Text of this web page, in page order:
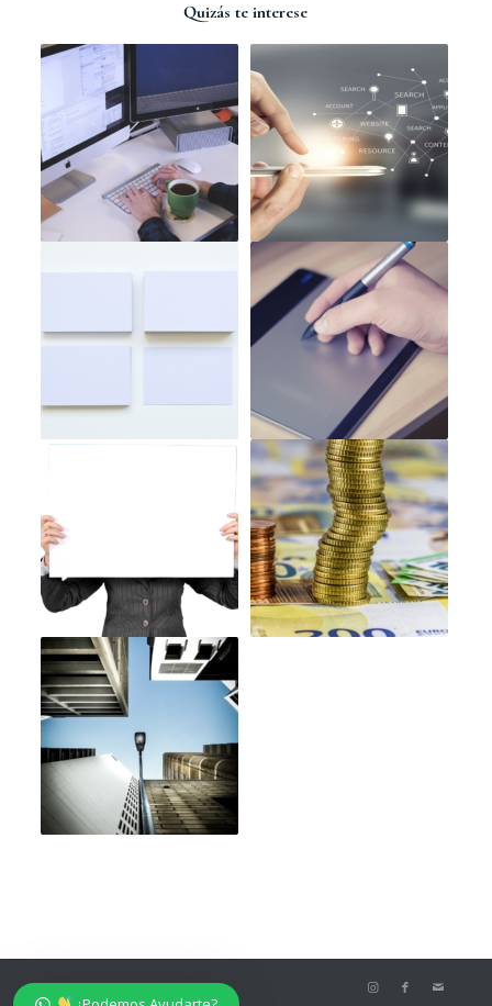
Quizás te interese
© Belmonte Crespo Abogados